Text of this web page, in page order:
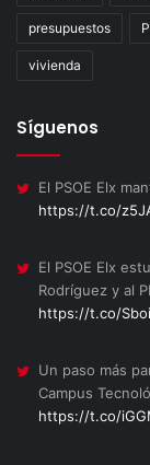
presupuestos
vivienda
Síguenos
El PSOE Elx
https://t.co/
El PSOE Elx
Rodríguez y al
https://t.co/
Un paso más
Campus
https://t.co/